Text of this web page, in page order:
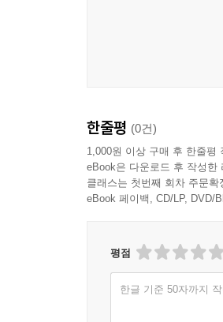
한줄평 (0건)
1,000원 이상 구매 후 한줄평
eBook은 다운로드 후 작성한
클래스는 첫번째 회차 주문
eBook 페이백, CD/LP, DVD/
평점
한글 기준 50자까지